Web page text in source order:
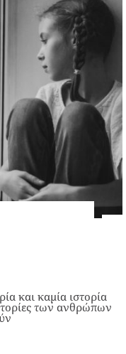
και καμία ιστορία
των ανθρώπων